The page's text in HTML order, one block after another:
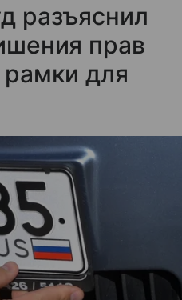
разъяснил
прав
для